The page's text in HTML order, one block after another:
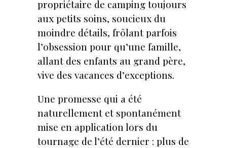
propriétaire de camping toujours
aux petits soins, soucieux du
moindre détails, frôlant parfois
l’obsession pour qu’une famille,
allant des enfants au grand père,
vive des vacances d’exceptions.
Une promesse qui a été
naturellement et spontanément
mise en application lors du
tournage de l’été dernier : plus de